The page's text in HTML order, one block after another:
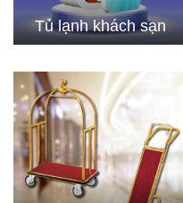
Tủ lạnh khách sạn